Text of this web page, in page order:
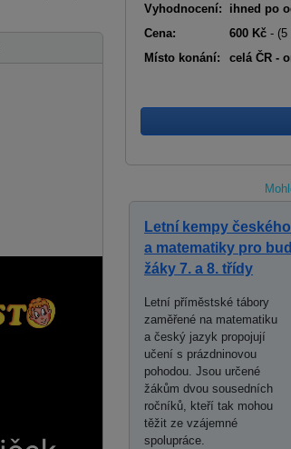
Vyhodnocení:
ihned po
Cena:
600 Kč - (5
Místo konání:
celá ČR -
Letní kempy
a matematiky pro
žáky 7. a 8. třídy
Letní příměstské tábory
zaměřené na matematiku
a český jazyk propojují
učení s prázdninovou
pohodou. Jsou určené
žákům dvou sousedních
ročníků, kteří tak mohou
těžit ze vzájemné
spolupráce.